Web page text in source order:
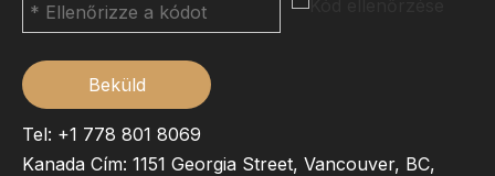
Beküld
Tel: +1 778 801 8069
Kanada Cím: 1151 Georgia Street, Vancouver, BC,